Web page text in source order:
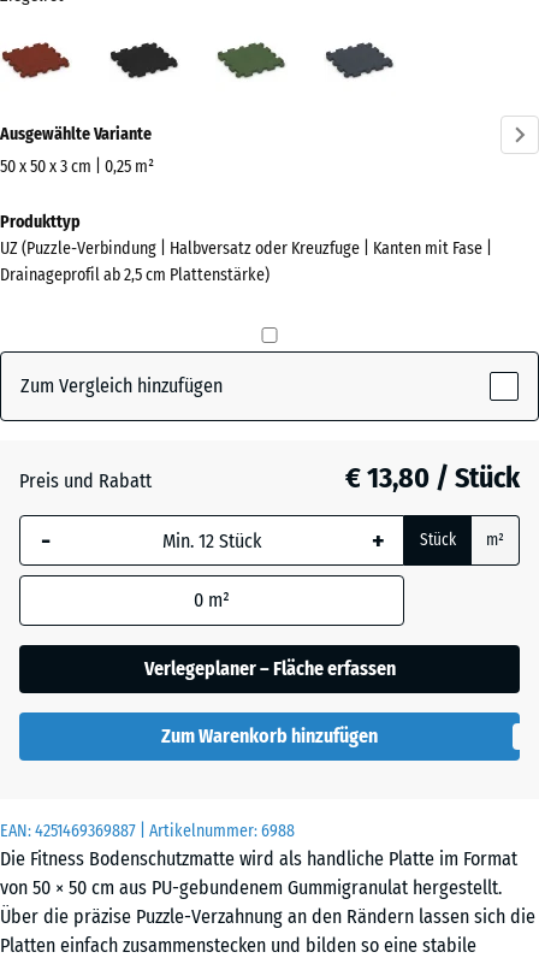
EAN:4251469369887 | Artikelnummer:6988
Die Fitness Bodenschutzmatte wird als handliche Platte im Format
von 50 × 50 cm aus PU-gebundenem Gummigranulat hergestellt.
Über die präzise Puzzle-Verzahnung an den Rändern lassen sich die
Platten einfach zusammenstecken und bilden so eine stabile
(active)
Informationen
zu
Farben?
Farbpalette
Ziegelrot(active)
+ € 0,60
Ausgewählte Variante
50 x 50 x 3 cm | 0,25 m²
Abmessungen
für
den
x
540
Die gewählte, blau
umrandete
Abmessung wird
Produktdaten nicht
anders angegeben)
für die
Bedarfsberechnung
x
50
x 3
cm
|
Produkttyp
UZ (Puzzle-Verbindung | Halbversatz oder Kreuzfuge | Kanten mit Fase |
Drainageprofil ab 2,5 cm Plattenstärke)
Zum Vergleich hinzufügen
Preis und Rabatt € 13,80 / Stück
- + Stück m²
0 m²
Verlegeplaner – Fläche erfassen
Zum Warenkorb hinzufügen